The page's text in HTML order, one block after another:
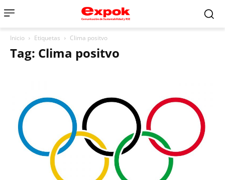
Inicio Etiquetas Clima positvo
Tag: Clima positvo